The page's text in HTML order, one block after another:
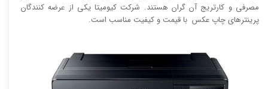
مصرفی و کارتریج آن گران هستند. شرکت کیومیتا یکی از عرضه کنندگان
پرینتر‌های چاپ عکس با قیمت و کیفیت مناسب است.